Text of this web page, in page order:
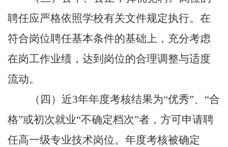
聘任应严格依照学校有关文件规定执行。在
符合岗位聘任基本条件的基础上，充分考虑
在岗工作业绩，达到岗位的合理调整与适度
流动。
（四）近3年年度考核结果为“优秀”、“合
格”或初次就业“不确定档次”者，方可申请聘
任高一级专业技术岗位。年度考核被确定